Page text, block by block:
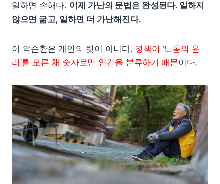
일하면 손해다. 이제 가난의 문법은 완성된다. 일하지
않으면 굶고, 일하면 더 가난해진다.
이 악순환은 개인의 탓이 아니다. 정책이 ‘노동의 윤
리’를 모른 채 숫자로만 인간을 분류하기 때문이다.